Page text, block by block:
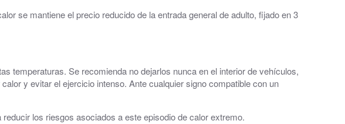
se mantiene el precio reducido de la entrada general de adulto, fijado en 3
temperaturas. Se recomienda no dejarlos nunca en el interior de vehículos,
y evitar el ejercicio intenso. Ante cualquier signo compatible con un
los riesgos asociados a este episodio de calor extremo.